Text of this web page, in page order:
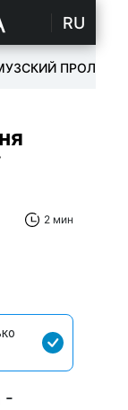
RU
ПРОЛИВ
2 мин
-